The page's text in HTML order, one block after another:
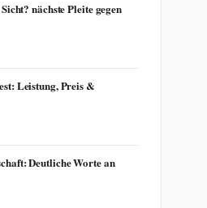
nächste Pleite gegen
Leistung, Preis &
Deutliche Worte an